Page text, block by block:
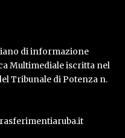
di informazione
Multimediale iscritta nel
Tribunale di Potenza n.